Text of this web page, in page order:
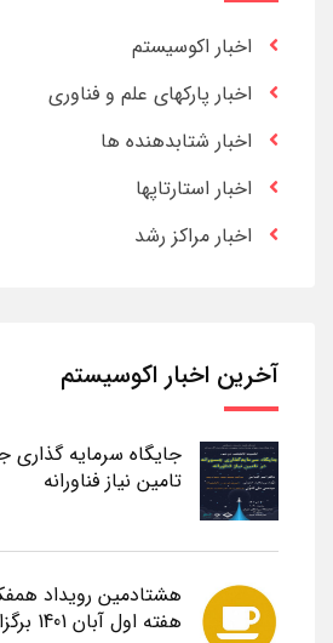
اخبار اکوسیستم
اخبار پارکهای علم و فناوری
اخبار شتابدهنده ها
اخبار استارتاپها
اخبار مراکز رشد
آخرین اخبار اکوسیستم
جایگاه سرمایه گذاری
تامین نیاز فناورانه
هشتادمین رویداد
هفته اول آبان 1401 برگزار می شود